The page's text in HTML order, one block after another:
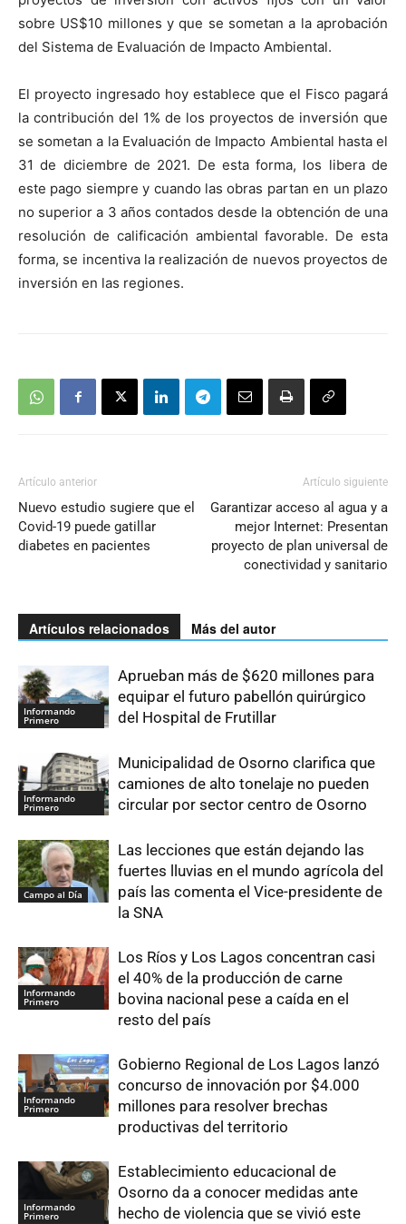
sobre US$10 millones y que se sometan a la aprobación
del Sistema de Evaluación de Impacto Ambiental.
El proyecto ingresado hoy establece que el Fisco pagará
la contribución del 1% de los proyectos de inversión que
se sometan a la Evaluación de Impacto Ambiental hasta el
31 de diciembre de 2021. De esta forma, los libera de
este pago siempre y cuando las obras partan en un plazo
no superior a 3 años contados desde la obtención de una
resolución de calificación ambiental favorable. De esta
forma, se incentiva la realización de nuevos proyectos de
inversión en las regiones.
Artículo anterior
Nuevo estudio sugiere que el
Covid-19 puede gatillar
diabetes en pacientes
Artículo siguiente
Garantizar acceso al agua y a
mejor Internet: Presentan
proyecto de plan universal de
conectividad y sanitario
Artículos relacionados Más del autor
Informando
Primero
Aprueban más de $620 millones para
equipar el futuro pabellón quirúrgico
del Hospital de Frutillar
Informando
Primero
Municipalidad de Osorno clarifica que
camiones de alto tonelaje no pueden
circular por sector centro de Osorno
Campo al Día
Las lecciones que están dejando las
fuertes lluvias en el mundo agrícola del
país las comenta el Vice-presidente de
la SNA
Informando
Primero
Los Ríos y Los Lagos concentran casi
el 40% de la producción de carne
bovina nacional pese a caída en el
resto del país
Informando
Primero
Gobierno Regional de Los Lagos lanzó
concurso de innovación por $4.000
millones para resolver brechas
productivas del territorio
Informando
Primero
Establecimiento educacional de
Osorno da a conocer medidas ante
hecho de violencia que se vivió este